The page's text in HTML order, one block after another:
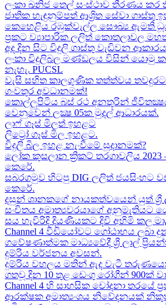
ලංකා ඛනිජ තෙල් සංස්ථාව තීරණය කර
ජාතික හැඳුනුම්පත් ආශ්‍රිත සේවා ගාස්තු
කෙහෙළිය රඹුක්වැල්ල සෞඛ්‍ය ඇමති
ප්‍රකට ව්‍යාපාරික ලලිත් කොතලාවල
අද දින​ සිට විදුලි ගාස්තු වැඩිවන
ලංකා විදුලිබල මණ්ඩලය විසින් යොමු
නැහැ. PUCSL
වැසි සහිත කාලගුණික තත්ත්වය
ගංවතුර අවධානමක්!
කොල්ලුපිටිය බස් රථ අනතුරින්
වෙනුවෙන් ලක්‍ෂ 05ක​ මුදල් ආධාරයක්​.
ලාෆ් ගෑස් මිලත් ඉහළට​
ලිට්‍රෝ ගෑස් මිල​ ඉහළට​.
විදුලි බිල ඉහළ නැංවීමේ සූදානමක්?
ලෝක කුසලාන ක්‍රිකට් තරගාවලිය 2023
කෙරේ​.
සබරගමුව හිටපු DIG ලලිත් ජයසිංහට
කෙරේ.
දසුන් ශානකගේ නායකත්වයෙන් යුත් ශ්‍රී
සංචිතය අමාත්‍යවරයාගේ අනුමැතියට​
සය හැවිරිදි දියණියකට දිවි අහිමි කල
Channel 4 වීඩියෝවට ගෝඨාභය ලබා
ගවේෂණාත්මක මාධ්‍යවේදී ශ්‍රී ලාල්
දුම්රිය වර්ජනය අවසන්.
දුම්රිය වහලය මතින් ඇද​ වැටී
ගතවූ දින 10 තුළ ඩෙංගු රෝගීන් 900ක්
Channel 4 හි සාහසික චෝදනා තරයේ
ආරක්ෂක අමාත්‍යංශය නිවේදනයක්